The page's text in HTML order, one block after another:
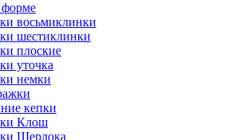
восьмиклинки
шестиклинки
плоские
уточка
немки
кепки
Клош
Шерлока